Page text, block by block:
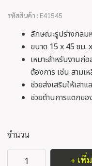
รหัสสินค้า : E41545
ลักษณะรูปร่างกลมห
ขนาด 15 x 45 ซม.
เหมาะสำหรับงานก่
ต้องการ เช่น สามเ
ช่วยส่งเสริมให้เสา
ช่วยต้านการแตกข
จำนวน
+ เพิ่